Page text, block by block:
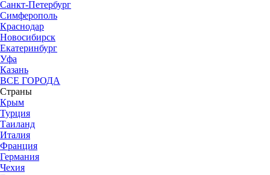
Санкт-Петербург
Симферополь
Краснодар
Новосибирск
Екатеринбург
Уфа
Казань
ВСЕ ГОРОДА
Страны
Крым
Турция
Таиланд
Италия
Франция
Германия
Чехия